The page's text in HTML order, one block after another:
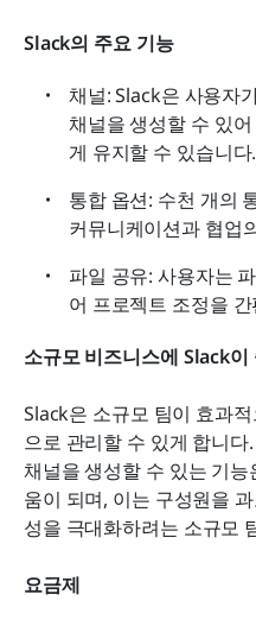
Slack의 주요 기능
채널: Slack은 사용자
채널을 생성할 수 있
게 유지할 수 있습니다.
통합 옵션: 수천 개의
커뮤니케이션과 협업
파일 공유: 사용자는
어 프로젝트 조정을
소규모 비즈니스에 Slack이
Slack은 소규모 팀이 효과
으로 관리할 수 있게 합니
채널을 생성할 수 있는 기
움이 되며, 이는 구성원을
성을 극대화하려는 소규모
요금제